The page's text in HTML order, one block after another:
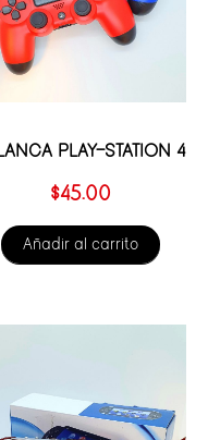
PLAY-STATION 4
$45.00
Añadir al carrito